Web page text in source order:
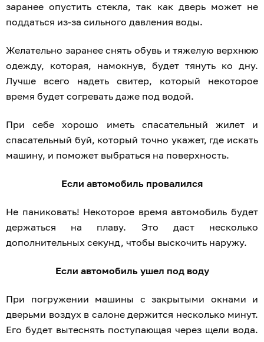
заранее опустить стекла, так как дверь может не
поддаться из-за сильного давления воды.
Желательно заранее снять обувь и тяжелую верхнюю
одежду, которая, намокнув, будет тянуть ко дну.
Лучше всего надеть свитер, который некоторое
время будет согревать даже под водой.
При себе хорошо иметь спасательный жилет и
спасательный буй, который точно укажет, где искать
машину, и поможет выбраться на поверхность.
Если автомобиль провалился
Не паниковать! Некоторое время автомобиль будет
держаться на плаву. Это даст несколько
дополнительных секунд, чтобы выскочить наружу.
Если автомобиль ушел под воду
При погружении машины с закрытыми окнами и
дверьми воздух в салоне держится несколько минут.
Его будет вытеснять поступающая через щели вода.